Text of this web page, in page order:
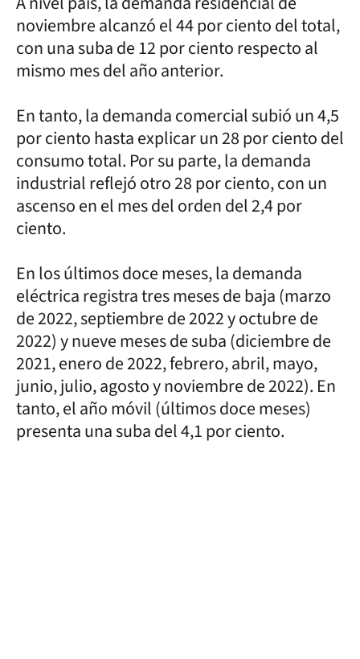
noviembre alcanzó el 44 por ciento del total,
con una suba de 12 por ciento respecto al
mismo mes del año anterior.
En tanto, la demanda comercial subió un 4,5
por ciento hasta explicar un 28 por ciento del
consumo total. Por su parte, la demanda
industrial reflejó otro 28 por ciento, con un
ascenso en el mes del orden del 2,4 por
ciento.
En los últimos doce meses, la demanda
eléctrica registra tres meses de baja (marzo
de 2022, septiembre de 2022 y octubre de
2022) y nueve meses de suba (diciembre de
2021, enero de 2022, febrero, abril, mayo,
junio, julio, agosto y noviembre de 2022). En
tanto, el año móvil (últimos doce meses)
presenta una suba del 4,1 por ciento.